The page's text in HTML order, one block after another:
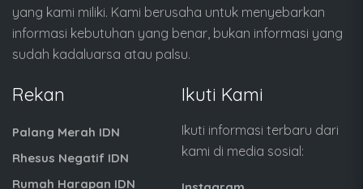
yang kami miliki. Kami berusaha untuk menyebarkan
informasi kebutuhan yang benar, bukan informasi yang
sudah kadaluarsa atau palsu.
Rekan
Palang Merah IDN
Rhesus Negatif IDN
Rumah Harapan IDN
Ikuti Kami
Ikuti informasi terbaru dari
kami di media sosial: